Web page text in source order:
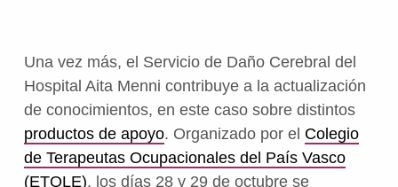
Una vez más, el Servicio de Daño Cerebral del
Hospital Aita Menni contribuye a la actualización
de conocimientos, en este caso sobre distintos
productos de apoyo. Organizado por el Colegio
de Terapeutas Ocupacionales del País Vasco
(ETOLE), los días 28 y 29 de octubre se